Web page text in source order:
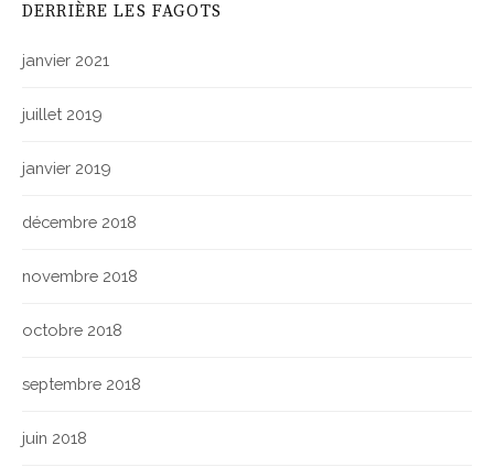
DERRIÈRE LES FAGOTS
janvier 2021
juillet 2019
janvier 2019
décembre 2018
novembre 2018
octobre 2018
septembre 2018
juin 2018